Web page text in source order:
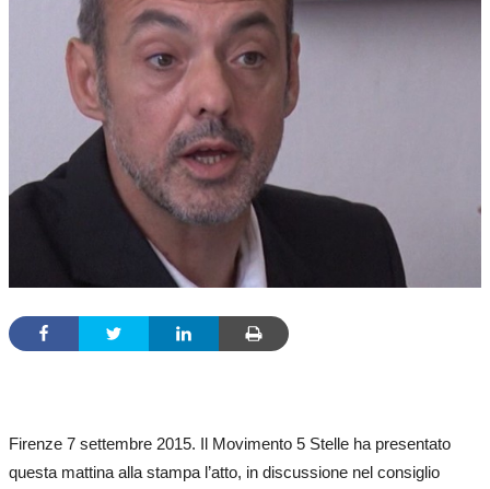
Firenze 7 settembre 2015. Il Movimento 5 Stelle ha presentato
questa mattina alla stampa l’atto, in discussione nel consiglio